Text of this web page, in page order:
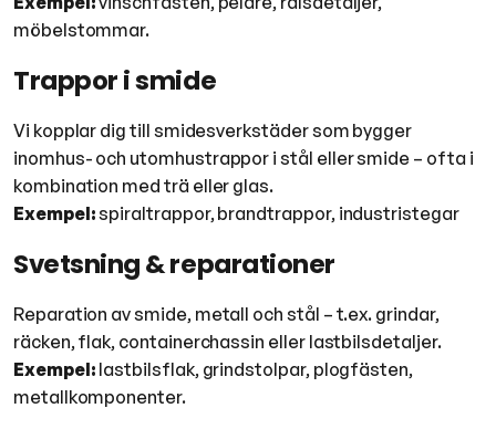
möbelstommar.
Trappor i smide
Vi kopplar dig till smidesverkstäder som bygger
inomhus- och utomhustrappor i stål eller smide – ofta i
kombination med trä eller glas.
Exempel:spiraltrappor, brandtrappor, industristegar
Svetsning & reparationer
Reparation av smide, metall och stål – t.ex. grindar,
räcken, flak, containerchassin eller lastbilsdetaljer.
Exempel: lastbilsflak, grindstolpar, plogfästen,
metallkomponenter.